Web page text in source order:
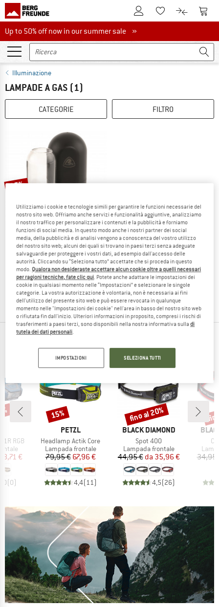
Al conto clienteAlla lista
Al Al
Up to 50% off now in our summer sale
Up to 50% off now in our summer sale »
Illuminazione
LAMPADE A GAS (1)
CATEGORIE FILTRO
15%
ROBENS
Snowdon Gas Lantern
Lampada a gas
44,95 €38,21 €
5,0(3)
RGB
ridotto
€
(0)
MARCHIO
PETZL
Articolo
Headlamp Actik Core
Gruppo di prodotti
Lampada frontale
Prezzo
79,95 €Prezzo ridotto
67,96 €
4,4(11)
Sconto
15%
MARCHIO
BLACK DIAMOND
Articolo
Spot 400
Gruppo di prodotti
Lampada frontale
Prezzo
44,95 € Prezzo ridotto
da 35,96 €
4,5(26)
Sconto
fino al 20%
34,95
Utilizziamo i cookie e tecnologie simili per garantire le funzioni necessarie del
nostro sito web. Offriamo anche servizi e funzionalità aggiuntive, analizziamo
il nostro traffico per personalizzare i contenuti e la pubblicità e forniamo
funzioni di social media. In questo modo anche i nostri partner dei social
media, della pubblicità e di analisi vengono a conoscenza del vostro utilizzo
del nostro sito web; alcuni dei quali si trovano in paesi terzi senza adeguate
salvaguardie per proteggere i vostri dati, ad esempio dall'accesso delle
autorità. Cliccando su “Seleziona tutto” accettate che si proceda in questo
modo. Qualora non desideraste accettare alcun cookie oltre a quelli necessari
per ragioni tecniche, fate clic qui . Potete anche adattare le impostazioni dei
cookie in qualsiasi momento nelle “Impostazioni” e selezionare le singole
categorie. La vostra autorizzazione è volontaria, non è necessaria ai fini
dell'utilizzo del presente sito web e può essere revocata in qualunque
momento nelle "Impostazioni dei cookie" nell'area in basso del nostro sito web
o rifiutata fin dall'inizio. Ulteriori informazioni in proposito, compresi i rischi di
trasferimenti a paesi terzi, sono disponibili nella nostra informativa sulladi
tutela dei dati personali
IMPOSTAZIONI SELEZIONA TUTTI